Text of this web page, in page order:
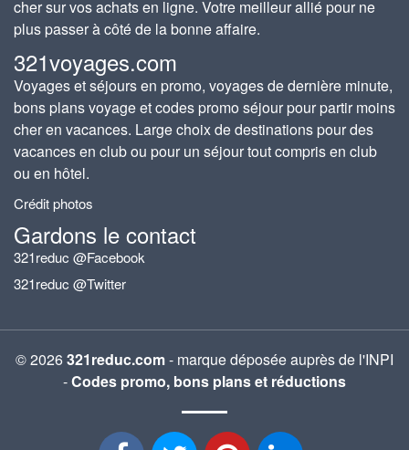
cher sur vos achats en ligne. Votre meilleur allié pour ne
plus passer à côté de la bonne affaire.
321voyages.com
Voyages et séjours en promo, voyages de dernière minute,
bons plans voyage et codes promo séjour pour partir moins
cher en vacances. Large choix de destinations pour des
vacances en club ou pour un séjour tout compris en club
ou en hôtel.
Crédit photos
Gardons le contact
321reduc @Facebook
321reduc @Twitter
© 2026321reduc.com- marque déposée auprès de l'INPI
-Codes promo, bons plans et réductions